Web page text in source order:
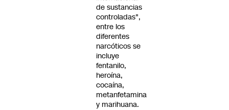
de sustancias
controladas",
entre los
diferentes
narcóticos se
incluye
fentanilo,
heroína,
cocaína,
metanfetamina
y marihuana.